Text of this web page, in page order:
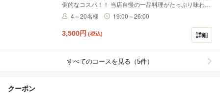
倒的なコスパ！！ 当店自慢の一品料理がたっぷり味わ
え、さらに飲み放題付き！！ ■男性￥3,500（税込） ■
4～20名様 19:00～26:00
3,500円 (税込) 詳細
すべてのコースを見る（5件）
クーポン